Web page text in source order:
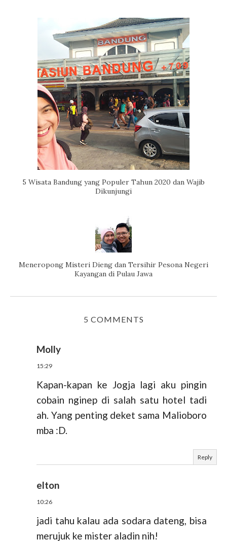
5 Wisata Bandung yang Populer Tahun 2020 dan Wajib
Dikunjungi
Meneropong Misteri Dieng dan Tersihir Pesona Negeri
Kayangan di Pulau Jawa
5 COMMENTS
Molly
15:29
Kapan-kapan ke Jogja lagi aku pingin
cobain nginep di salah satu hotel tadi
ah. Yang penting deket sama Malioboro
mba :D.
Reply
elton
10:26
jadi tahu kalau ada sodara dateng, bisa
merujuk ke mister aladin nih!